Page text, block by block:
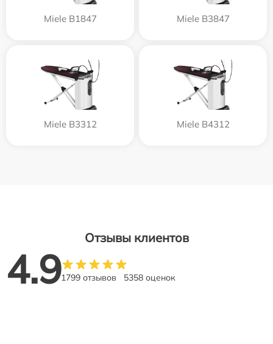
Miele B1847 Miele B3847
Miele B3312 Miele B4312
Отзывы клиентов
4.91799 отзывов 5358 оценок